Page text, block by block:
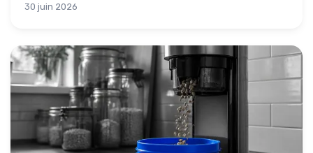
30 juin 2026